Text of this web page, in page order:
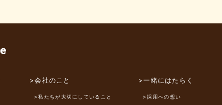
>会社のこと
>私たちが大切にしていること
>一緒にはたらく
>採用への想い